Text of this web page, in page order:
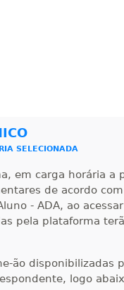
Visualizar
Visualizar
SELECIONADA
em carga horária a
de acordo
- ADA, ao
pela plataforma
ão disponibilizadas
logo